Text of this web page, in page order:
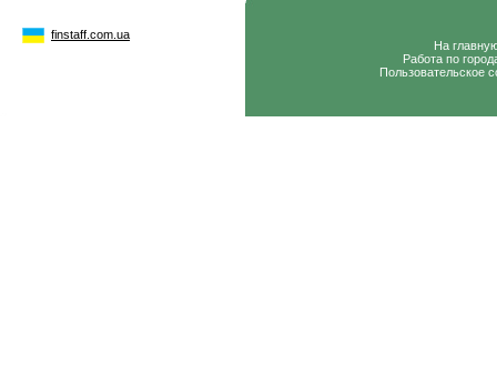
finstaff.com.ua
На
Работа по
Пользовательское